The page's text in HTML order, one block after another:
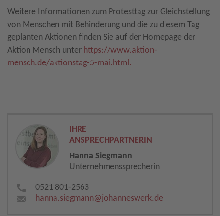
Weitere Informationen zum Protesttag zur Gleichstellung
von Menschen mit Behinderung und die zu diesem Tag
geplanten Aktionen finden Sie auf der Homepage der
Aktion Mensch unter https://www.aktion-
mensch.de/aktionstag-5-mai.html.
IHRE
ANSPRECHPARTNERIN
Hanna Siegmann
Unternehmenssprecherin
0521 801-2563
hanna.siegmann​@johanneswerk.de